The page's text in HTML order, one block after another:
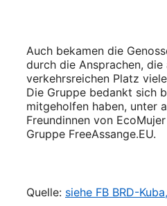
Auch bekamen die
durch die Ansprachen, die
verkehrsreichen Platz
Die Gruppe bedankt sich
mitgeholfen haben, unter
Freundinnen von
Gruppe FreeAssange.EU.
Quelle: siehe FB BRD-